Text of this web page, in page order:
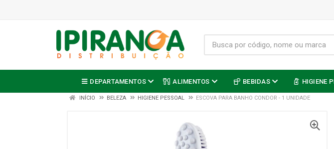
DEPARTAMENTOS ALIMENTOS BEBIDAS HIGIENE
INÍCIO BELEZA HIGIENE PESSOAL ESCOVA PARA BANHO CONDOR - 1 UNIDADE